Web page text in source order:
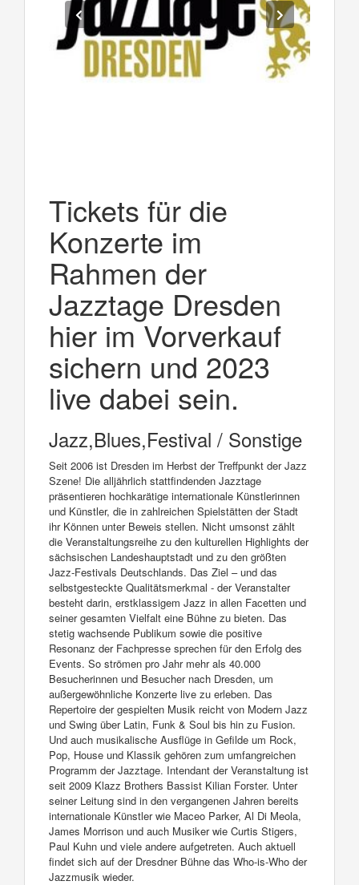
Tickets für die
Konzerte im
Rahmen der
Jazztage Dresden
hier im Vorverkauf
sichern und 2023
live dabei sein.
Jazz,Blues,Festival / Sonstige
Seit 2006 ist Dresden im Herbst der Treffpunkt der Jazz
Szene! Die alljährlich stattfindenden Jazztage
präsentieren hochkarätige internationale Künstlerinnen
und Künstler, die in zahlreichen Spielstätten der Stadt
ihr Können unter Beweis stellen. Nicht umsonst zählt
die Veranstaltungsreihe zu den kulturellen Highlights der
sächsischen Landeshauptstadt und zu den größten
Jazz-Festivals Deutschlands. Das Ziel – und das
selbstgesteckte Qualitätsmerkmal - der Veranstalter
besteht darin, erstklassigem Jazz in allen Facetten und
seiner gesamten Vielfalt eine Bühne zu bieten. Das
stetig wachsende Publikum sowie die positive
Resonanz der Fachpresse sprechen für den Erfolg des
Events. So strömen pro Jahr mehr als 40.000
Besucherinnen und Besucher nach Dresden, um
außergewöhnliche Konzerte live zu erleben. Das
Repertoire der gespielten Musik reicht von Modern Jazz
und Swing über Latin, Funk & Soul bis hin zu Fusion.
Und auch musikalische Ausflüge in Gefilde um Rock,
Pop, House und Klassik gehören zum umfangreichen
Programm der Jazztage. Intendant der Veranstaltung ist
seit 2009 Klazz Brothers Bassist Kilian Forster. Unter
seiner Leitung sind in den vergangenen Jahren bereits
internationale Künstler wie Maceo Parker, Al Di Meola,
James Morrison und auch Musiker wie Curtis Stigers,
Paul Kuhn und viele andere aufgetreten. Auch aktuell
findet sich auf der Dresdner Bühne das Who-is-Who der
Jazzmusik wieder.